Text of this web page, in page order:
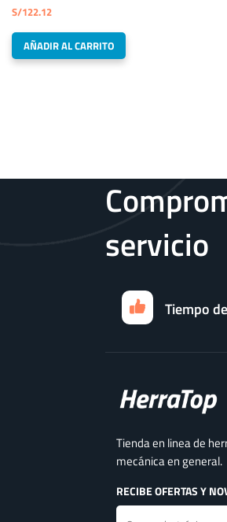
S/122.12
AÑADIR AL CARRITO
servicio
Tiempo
Tienda en linea de
mecánica en general.
RECIBE OFERTAS Y